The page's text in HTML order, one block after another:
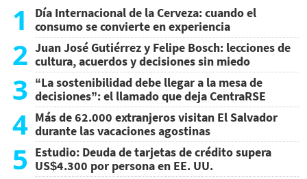
1
Día Internacional de la Cerveza: cuando el
consumo se convierte en experiencia
2 Juan José Gutiérrez y Felipe Bosch: lecciones de
cultura, acuerdos y decisiones sin miedo
3 “La sostenibilidad debe llegar a la mesa de
decisiones”: el llamado que deja CentraRSE
4 Más de 62.000 extranjeros visitan El Salvador
durante las vacaciones agostinas
5 Estudio: Deuda de tarjetas de crédito supera
US$4.300 por persona en EE. UU.